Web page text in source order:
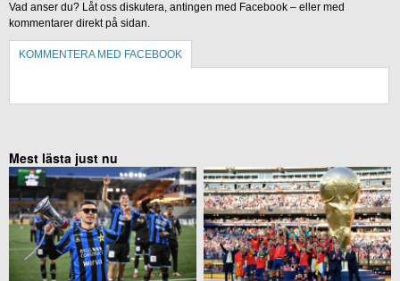
Vad anser du? Låt oss diskutera, antingen med Facebook – eller med
kommentarer direkt på sidan.
KOMMENTERA MED FACEBOOK
Mest lästa just nu